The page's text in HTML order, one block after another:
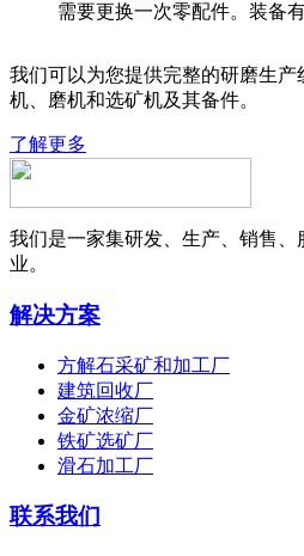
需要更换一次零配件。装备
我们可以为您提供完整的研磨生
机、磨机和选矿机及其备件。
了解更多
我们是一家集研发、生产、销售
业。
解决方案
方解石采矿和加工厂
建筑回收厂
金矿浓缩厂
铁矿选矿厂
滑石加工厂
联系我们